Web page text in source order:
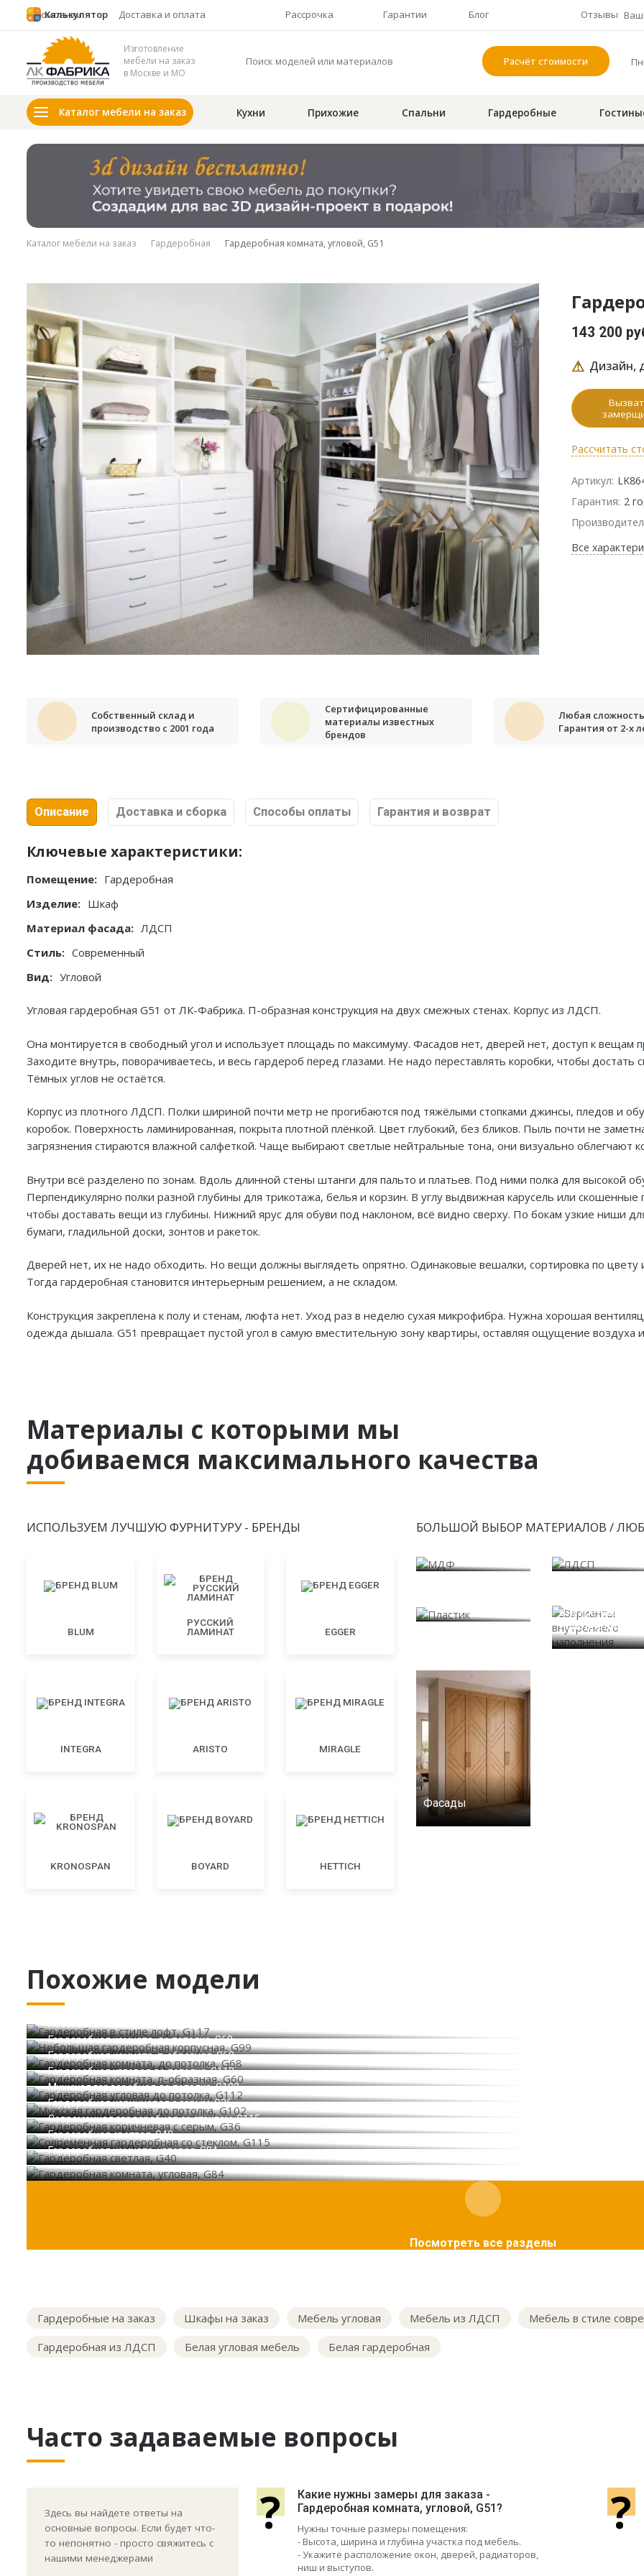
Ваш
Изготовление
мебели на заказ
в Москве и МО
Расчёт стоимости
Каталог мебели на заказ
О компании Доставка и оплата Рассрочка Гарантии Блог Отзывы
Калькулятор
Кухни Прихожие Спальни Гардеробные
Каталог мебели на заказ Гардеробная Гардеробная комната, угловой, G51
143 200
⚠ Дизайн,
Рассчитать
Артикул:
Гарантия: 2
Все
Собственный склад и
производство с 2001 года
Сертифицированные
материалы известных
брендов
Любая
Гарантия от 2-х
Описание Доставка и сборка Способы оплаты Гарантия и возврат
Ключевые характеристики:
Помещение: Гардеробная
Изделие: Шкаф
Материал фасада: ЛДСП
Стиль: Современный
Вид: Угловой
Угловая гардеробная G51 от ЛК-Фабрика. П-образная конструкция на двух смежных стенах. Корпус из ЛДСП.
Она монтируется в свободный угол и использует площадь по максимуму. Фасадов нет, дверей нет, доступ к вещам
Заходите внутрь, поворачиваетесь, и весь гардероб перед глазами. Не надо переставлять коробки, чтобы достать
Тёмных углов не остаётся.
Корпус из плотного ЛДСП. Полки шириной почти метр не прогибаются под тяжёлыми стопками джинсы, пледов и
коробок. Поверхность ламинированная, покрыта плотной плёнкой. Цвет глубокий, без бликов. Пыль почти не
загрязнения стираются влажной салфеткой. Чаще выбирают светлые нейтральные тона, они визуально облегчают
Внутри всё разделено по зонам. Вдоль длинной стены штанги для пальто и платьев. Под ними полка для высокой
Перпендикулярно полки разной глубины для трикотажа, белья и корзин. В углу выдвижная карусель или скошенные
чтобы доставать вещи из глубины. Нижний ярус для обуви под наклоном, всё видно сверху. По бокам узкие ниши
бумаги, гладильной доски, зонтов и ракеток.
Дверей нет, их не надо обходить. Но вещи должны выглядеть опрятно. Одинаковые вешалки, сортировка по цвету
Тогда гардеробная становится интерьерным решением, а не складом.
Конструкция закреплена к полу и стенам, люфта нет. Уход раз в неделю сухая микрофибра. Нужна хорошая
одежда дышала. G51 превращает пустой угол в самую вместительную зону квартиры, оставляя ощущение воздуха
Материалы с которыми мы
добиваемся максимального качества
ИСПОЛЬЗУЕМ ЛУЧШУЮ ФУРНИТУРУ - БРЕНДЫ
BLUM
РУССКИЙ
ЛАМИНАТ
EGGER
INTEGRA ARISTO MIRAGLE
KRONOSPAN BOYARD HETTICH
БОЛЬШОЙ ВЫБОР МАТЕРИАЛОВ /
внутреннего
наполнения
Фасады
Похожие модели
Гардеробная в стиле лофт, G117
Небольшая гардеробная корпусная, G99
Гардеробная комната, до потолка, G68
Гардеробная комната, п-образная, G60
Гардеробная угловая до потолка, G112
Мужская гардеробная до потолка, G102
Гардеробная коричневая с серым, G36
Современная гардеробная со стеклом, G115
Гардеробная светлая, G40
Гардеробная комната, угловая, G84
Посмотреть все разделы
Гардеробные на заказ Шкафы на заказ Мебель угловая Мебель из ЛДСП
Мебель в стиле
Гардеробная из ЛДСП
Белая угловая мебель Белая гардеробная
Часто задаваемые вопросы
Здесь вы найдете ответы на
основные вопросы. Если будет что-
то непонятно - просто свяжитесь с
нашими менеджерами
?
Какие нужны замеры для заказа -
Гардеробная комната, угловой, G51?
Нужны точные размеры помещения:
- Высота, ширина и глубина участка под мебель.
- Укажите расположение окон, дверей, радиаторов,
ниш и выступов.
?